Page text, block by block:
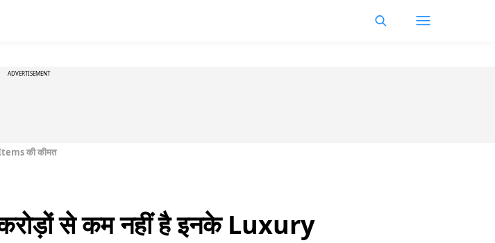
ADVERTISEMENT
की कीमत
करोड़ों से कम नहीं है इनके Luxury